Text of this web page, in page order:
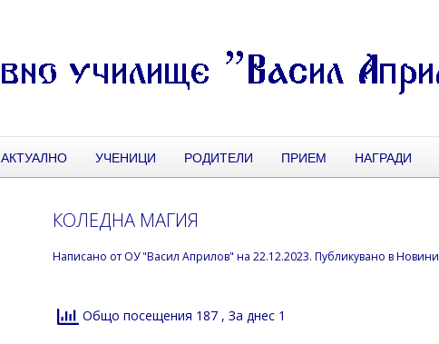
АКТУАЛНО УЧЕНИЦИ РОДИТЕЛИ ПРИЕМ НАГРАДИ
КОЛЕДНА МАГИЯ
Написано от ОУ "Васил Априлов" на22.12.2023. Публикувано вНовини
Общо посещения 187 , За днес 1